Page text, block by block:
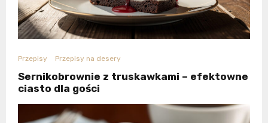
Przepisy Przepisy na desery
Sernikobrownie z truskawkami – efektowne
ciasto dla gości